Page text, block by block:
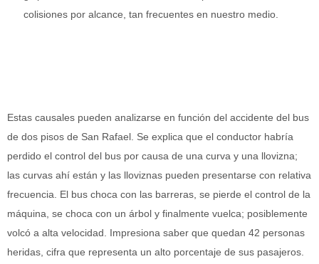
colisiones por alcance, tan frecuentes en nuestro medio.
Estas causales pueden analizarse en función del accidente del bus
de dos pisos de San Rafael. Se explica que el conductor habría
perdido el control del bus por causa de una curva y una llovizna;
las curvas ahí están y las lloviznas pueden presentarse con relativa
frecuencia. El bus choca con las barreras, se pierde el control de la
máquina, se choca con un árbol y finalmente vuelca; posiblemente
volcó a alta velocidad. Impresiona saber que quedan 42 personas
heridas, cifra que representa un alto porcentaje de sus pasajeros.